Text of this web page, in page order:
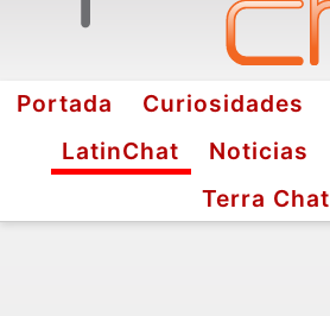
Portada Curiosidades
LatinChat
Noticias
Terra Chat